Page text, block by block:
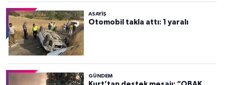
ASAYİŞ
Otomobil takla attı: 1 yaralı
GÜNDEM